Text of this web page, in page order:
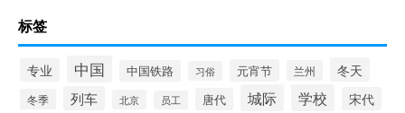
标签
专业 中国 中国铁路 习俗 元宵节 兰州 冬天
冬季 列车 北京 员工 唐代 城际 学校 宋代